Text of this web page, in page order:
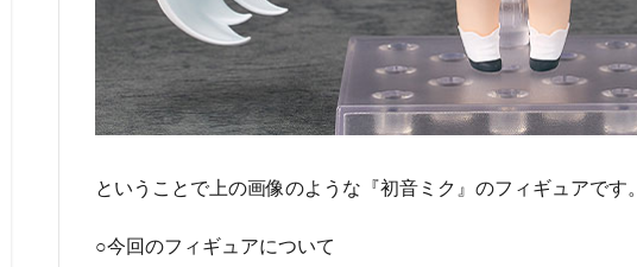
ということで上の画像のような『初音ミク』のフィギュアです。
○今回のフィギュアについて